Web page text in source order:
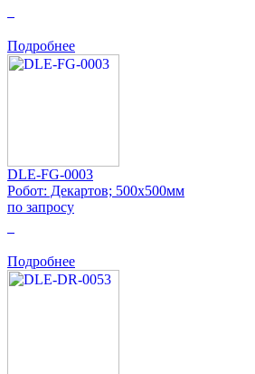
Подробнее
DLE-FG-0003
Робот: Декартов; 500x500мм
по запросу
Подробнее